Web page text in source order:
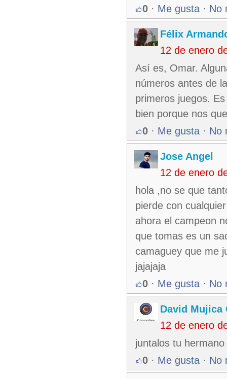
0 · Me gusta · No
Félix
12 de enero
Así es, Omar.
números antes de
primeros juegos.
bien porque nos
0 · Me gusta · No
Jose Angel
12 de enero
hola ,no se que
pierde con
ahora el campeon
que tomas es un
camaguey que me
jajajaja
0 · Me gusta · No
David Mujica
12 de enero
juntalos tu
0 · Me gusta · No